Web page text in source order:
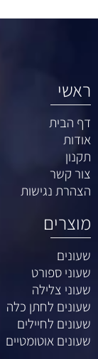
ראשי
דף הבית
אודות
תקנון
צור קשר
הצהרת נגישות
מוצרים
שעונים
שעוני ספורט
שעוני צלילה
שעונים לחתן כלה
שעונים לחיילים
שעונים אוטומטיים